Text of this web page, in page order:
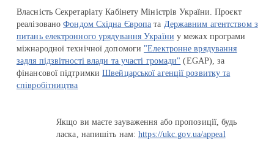
Власність Секретаріату Кабінету Міністрів України. Проєкт
реалізованоФондом Східна Європа та Державним агентством з
питань електронного урядування України у межах програми
міжнародної технічної допомоги "Електронне врядування
задля підзвітності влади та участі громади" (EGAP), за
фінансової підтримкиШвейцарської агенції розвитку та
співробітництва
Якщо ви маєте зауваження або пропозиції, будь
ласка, напишіть нам:https://ukc.gov.ua/appeal